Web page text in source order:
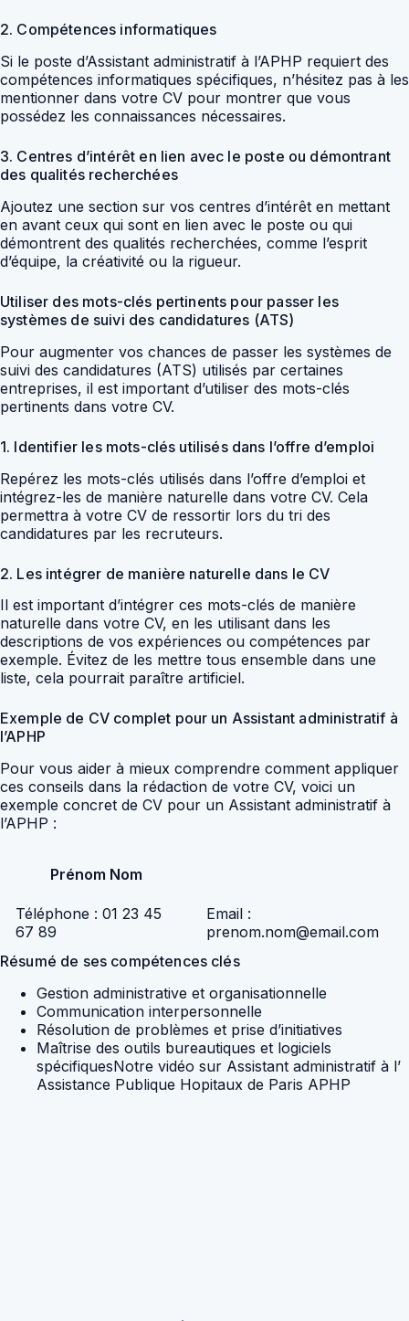
2. Compétences informatiques
Si le poste d’Assistant administratif à l’APHP requiert des
compétences informatiques spécifiques, n’hésitez pas à les
mentionner dans votre CV pour montrer que vous
possédez les connaissances nécessaires.
3. Centres d’intérêt en lien avec le poste ou démontrant
des qualités recherchées
Ajoutez une section sur vos centres d’intérêt en mettant
en avant ceux qui sont en lien avec le poste ou qui
démontrent des qualités recherchées, comme l’esprit
d’équipe, la créativité ou la rigueur.
Utiliser des mots-clés pertinents pour passer les
systèmes de suivi des candidatures (ATS)
Pour augmenter vos chances de passer les systèmes de
suivi des candidatures (ATS) utilisés par certaines
entreprises, il est important d’utiliser des mots-clés
pertinents dans votre CV.
1. Identifier les mots-clés utilisés dans l’offre d’emploi
Repérez les mots-clés utilisés dans l’offre d’emploi et
intégrez-les de manière naturelle dans votre CV. Cela
permettra à votre CV de ressortir lors du tri des
candidatures par les recruteurs.
2. Les intégrer de manière naturelle dans le CV
Il est important d’intégrer ces mots-clés de manière
naturelle dans votre CV, en les utilisant dans les
descriptions de vos expériences ou compétences par
exemple. Évitez de les mettre tous ensemble dans une
liste, cela pourrait paraître artificiel.
Exemple de CV complet pour un Assistant administratif à
l’APHP
Pour vous aider à mieux comprendre comment appliquer
ces conseils dans la rédaction de votre CV, voici un
exemple concret de CV pour un Assistant administratif à
l’APHP :
Prénom Nom
Téléphone : 01 23 45
67 89
Email :
prenom.nom@email.com
Résumé de ses compétences clés
Gestion administrative et organisationnelle
Communication interpersonnelle
Résolution de problèmes et prise d’initiatives
Maîtrise des outils bureautiques et logiciels
spécifiquesNotre vidéo sur Assistant administratif à l’
Assistance Publique Hopitaux de Paris APHP